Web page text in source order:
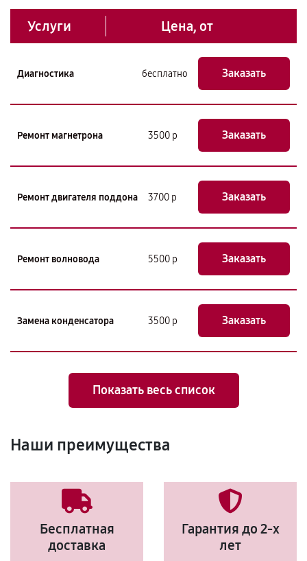
Услуги Цена, от
Диагностика бесплатно Заказать
Ремонт магнетрона 3500 р Заказать
Ремонт двигателя поддона 3700 р Заказать
Ремонт волновода 5500 р Заказать
Замена конденсатора 3500 р Заказать
Показать весь список
Наши преимущества
Бесплатная
доставка
Гарантия до 2-х
лет